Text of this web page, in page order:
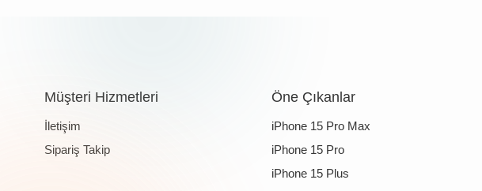
Müşteri Hizmetleri
İletişim
Sipariş Takip
Öne Çıkanlar
iPhone 15 Pro Max
iPhone 15 Pro
iPhone 15 Plus